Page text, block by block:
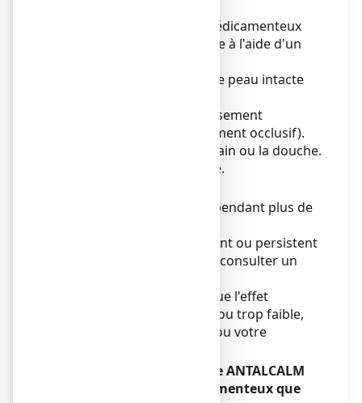
Si nécessaire, l'emplâtre médicamenteux
peut être maintenu en place à l'aide d'un
Utiliser uniquement sur une peau intacte
Ne pas utiliser avec un pansement
imperméable à l'air (pansement occlusif).
Ne pas porter pendant le bain ou la douche.
Ne pas découper l'emplâtre.
N'utilisez pas ANTALCALM pendant plus de
Si les symptômes s’aggravent ou persistent
plus de 7 jours, vous devez consulter un
Si vous avez l'impression que l'effet
est trop fort ou trop faible,
parlez-en à votre médecin ou votre
Si vous avez utilisé plus de ANTALCALM
140 mg, emplâtre médicamenteux que